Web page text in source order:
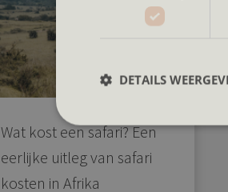
Wat kost een safari? Een
eerlijke uitleg van safari
kosten in Afrika
DETAILS